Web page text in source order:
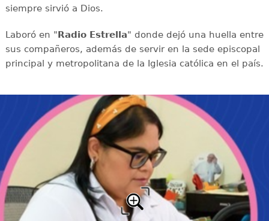
siempre sirvió a Dios.
Laboró en "Radio Estrella" donde dejó una huella entre
sus compañeros, además de servir en la sede episcopal
principal y metropolitana de la Iglesia católica en el país.